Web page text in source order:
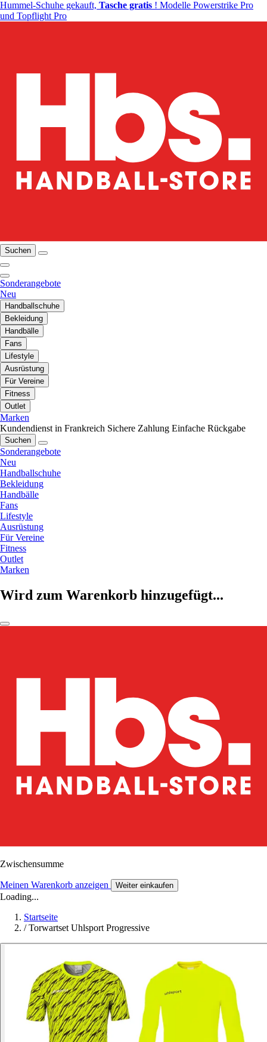
Hummel-Schuhe gekauft, Tasche gratis ! Modelle Powerstrike Pro
und Topflight Pro
Suchen
Sonderangebote
Neu
Handballschuhe
Bekleidung
Handbälle
Fans
Lifestyle
Ausrüstung
Für Vereine
Fitness
Outlet
Marken
Kundendienst in Frankreich Sichere Zahlung Einfache Rückgabe
Suchen
Sonderangebote
Neu
Handballschuhe
Bekleidung
Handbälle
Fans
Lifestyle
Ausrüstung
Für Vereine
Fitness
Outlet
Marken
Wird zum Warenkorb hinzugefügt...
Zwischensumme
Meinen Warenkorb anzeigen Weiter einkaufen
Loading...
Startseite
/ Torwartset Uhlsport Progressive